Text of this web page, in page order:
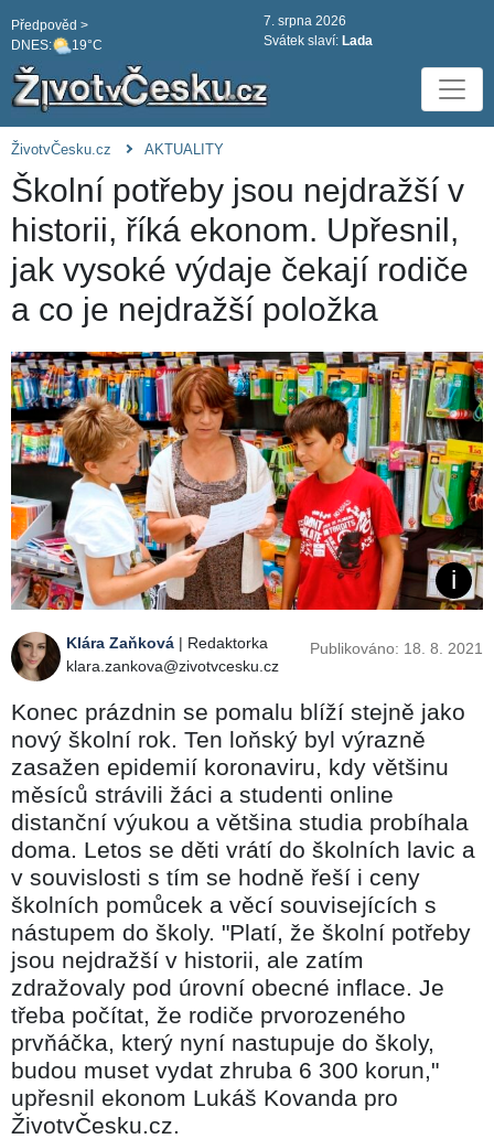
DNES: 19°C
Předpověd >
7. srpna 2026
Svátek slaví: Lada
ŽivotvČesku.cz AKTUALITY
Školní potřeby jsou nejdražší v
historii, říká ekonom. Upřesnil,
jak vysoké výdaje čekají rodiče
a co je nejdražší položka
Klára Zaňková | Redaktorka
klara.zankova@zivotvcesku.cz
Publikováno: 18. 8. 2021
Konec prázdnin se pomalu blíží stejně jako
nový školní rok. Ten loňský byl výrazně
zasažen epidemií koronaviru, kdy většinu
měsíců strávili žáci a studenti online
distanční výukou a většina studia probíhala
doma. Letos se děti vrátí do školních lavic a
v souvislosti s tím se hodně řeší i ceny
školních pomůcek a věcí souvisejících s
nástupem do školy. "Platí, že školní potřeby
jsou nejdražší v historii, ale zatím
zdražovaly pod úrovní obecné inflace. Je
třeba počítat, že rodiče prvorozeného
prvňáčka, který nyní nastupuje do školy,
budou muset vydat zhruba 6 300 korun,"
upřesnil ekonom Lukáš Kovanda pro
ŽivotvČesku.cz.